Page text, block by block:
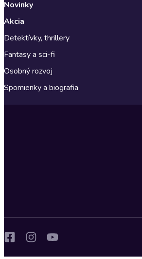
Novinky
Akcia
Detektívky, thrillery
Fantasy a sci-fi
Osobný rozvoj
Spomienky a biografia